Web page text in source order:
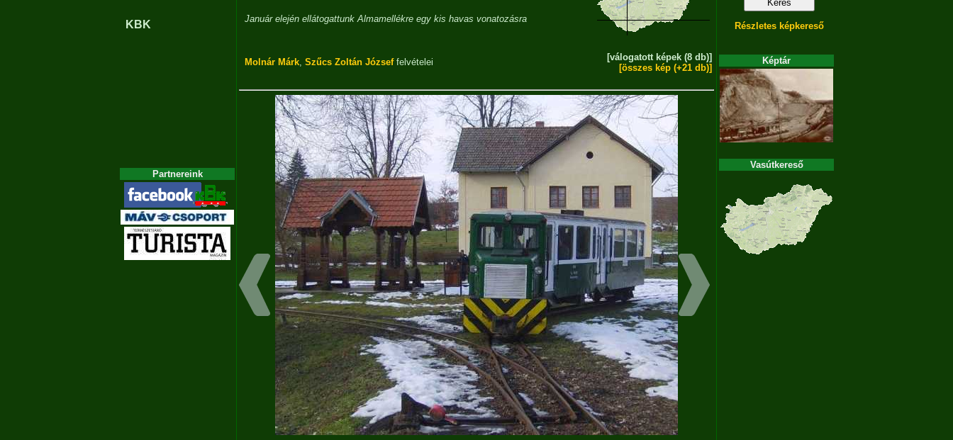
KBK
Partnereink
Január elején ellátogattunk Almamellékre egy kis havas vonatozásra
Molnár Márk, Szűcs Zoltán Józseffelvételei
[válogatott képek (8 db)]
[összes kép (+21 db)]
Részletes képkereső
Képtár
Vasútkereső